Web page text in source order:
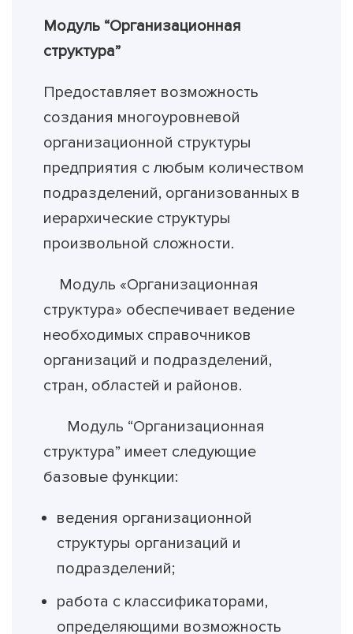
Модуль “Организационная
структура”
Предоставляет возможность
создания многоуровневой
организационной структуры
предприятия с любым количеством
подразделений, организованных в
иерархические структуры
произвольной сложности.
Модуль «Организационная
структура» обеспечивает ведение
необходимых справочников
организаций и подразделений,
стран, областей и районов.
Модуль “Организационная
структура” имеет следующие
базовые функции:
ведения организационной
структуры организаций и
подразделений;
работа с классификаторами,
определяющими возможность